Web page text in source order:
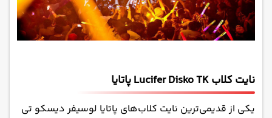
نایت کلاب Lucifer Disko TK پاتایا
یکی از قدیمی‌ترین نایت کلاب‌های پاتایا لوسیفر دیسکو تی